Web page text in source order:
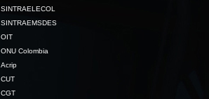
SINTRAELECOL
SINTRAEMSDES
OIT
ONU Colombia
Acrip
CUT
CGT